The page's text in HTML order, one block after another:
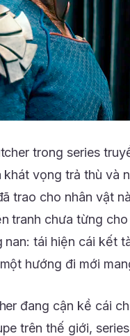
trong series
vọng trả thù và
trao cho nhân vật
tranh chưa từng
nan: tái hiện cái kết
hướng đi mới
đang cận kề cái
trên thế giới,